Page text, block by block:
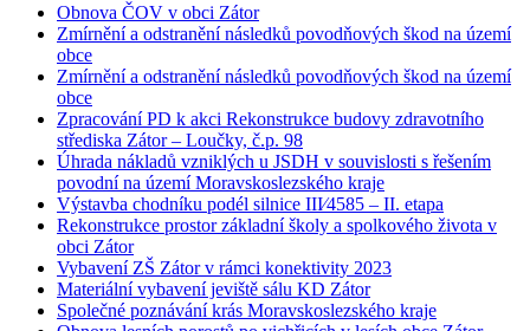
Obnova ČOV v obci Zátor
Zmírnění a odstranění následků povodňových škod na území
obce
Zmírnění a odstranění následků povodňových škod na území
obce
Zpracování PD k akci Rekonstrukce budovy zdravotního
střediska Zátor – Loučky, č.p. 98
Úhrada nákladů vzniklých u JSDH v souvislosti s řešením
povodní na území Moravskoslezského kraje
Výstavba chodníku podél silnice III⁄4585 – II. etapa
Rekonstrukce prostor základní školy a spolkového života v
obci Zátor
Vybavení ZŠ Zátor v rámci konektivity 2023
Materiální vybavení jeviště sálu KD Zátor
Společné poznávání krás Moravskoslezského kraje